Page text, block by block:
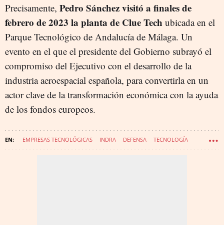
Precisamente, Pedro Sánchez visitó a finales de
febrero de 2023 la planta de Clue Tech ubicada en el
Parque Tecnológico de Andalucía de Málaga. Un
evento en el que el presidente del Gobierno subrayó el
compromiso del Ejecutivo con el desarrollo de la
industria aeroespacial española, para convertirla en un
actor clave de la transformación económica con la ayuda
de los fondos europeos.
EMPRESAS TECNOLÓGICAS INDRA DEFENSA TECNOLOGÍA